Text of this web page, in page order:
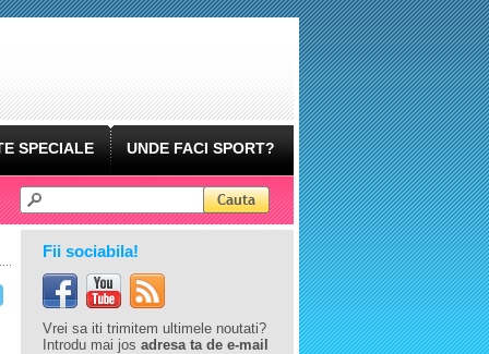
SPECIALE UNDE FACI SPORT?
Fii sociabila!
Vrei sa iti trimitem ultimele noutati?
Introdu mai jos adresa ta de e-mail